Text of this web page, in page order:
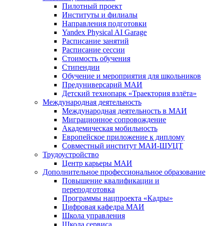
Пилотный проект
Институты и филиалы
Направления подготовки
Yandex Physical AI Garage
Расписание занятий
Расписание сессии
Стоимость обучения
Стипендии
Обучение и мероприятия для школьников
Предуниверсарий МАИ
Детский технопарк «Траектория взлёта»
Международная деятельность
Международная деятельность в МАИ
Миграционное сопровождение
Академическая мобильность
Европейское приложение к диплому
Совместный институт МАИ-ШУЦТ
Трудоустройство
Центр карьеры МАИ
Дополнительное профессиональное образование
Повышение квалификации и
переподготовка
Программы нацпроекта «Кадры»
Цифровая кафедра МАИ
Школа управления
Школа сервиса